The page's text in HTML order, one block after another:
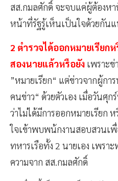
สส.กมลศักดิ์ จะจบแค่ผู้ต้องห
หน้าที่รัฐรู้เห็นเป็นใจด้วยกัน
2 ตำรวจได้ออกหมายเรียก
สองนายแล้วหรือยัง เพราะข่
”หมายเรียก“ แต่ข่าวจากผู้กา
คนข่าว“ ด้วยตัวเอง เมื่อวันศุ
ว่าไม่ได้มีการออกหมายเรียก
ใจเข้าพบพน้กงานสอบสวนเ
ทหารเรือทั้ง 2 นายเอง เพรา
ความจาก สส.กมลศักดิ์